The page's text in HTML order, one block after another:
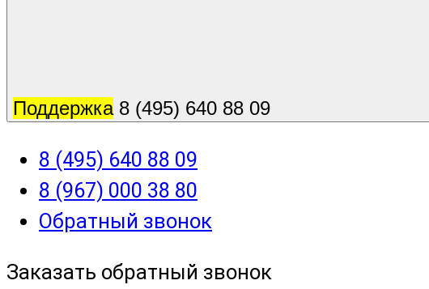
Поддержка8 (495) 640 88 09
8 (495) 640 88 09
8 (967) 000 38 80
Обратный звонок
Заказать обратный звонок